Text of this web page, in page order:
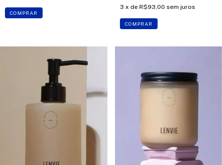
COMPRAR
3 x de R$93,00 sem juros
COMPRAR